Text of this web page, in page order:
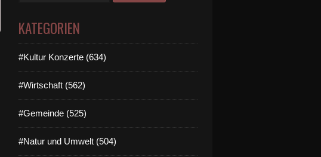
KATEGORIEN
#Kultur Konzerte (634)
#Wirtschaft (562)
#Gemeinde (525)
#Natur und Umwelt (504)